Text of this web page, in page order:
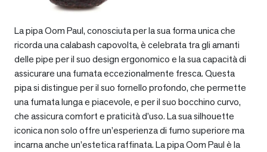
La pipa Oom Paul, conosciuta per la sua forma unica che
ricorda una calabash capovolta, è celebrata tra gli amanti
delle pipe per il suo design ergonomico e la sua capacità di
assicurare una fumata eccezionalmente fresca. Questa
pipa si distingue per il suo fornello profondo, che permette
una fumata lunga e piacevole, e per il suo bocchino curvo,
che assicura comfort e praticità d’uso. La sua silhouette
iconica non solo offre un’esperienza di fumo superiore ma
incarna anche un’estetica raffinata. La pipa Oom Paul è la